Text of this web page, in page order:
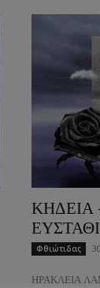
ΚΗΔΕΙΑ
Φθιώτιδας
ΗΡΑΚΛΕΙΑ